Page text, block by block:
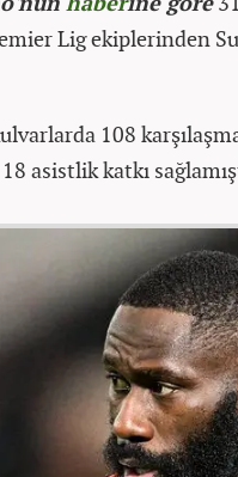
Lig ekiplerinden
108
asistlik katkı